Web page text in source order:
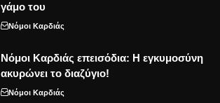
γάμο του
Νόμοι Καρδιάς
Νόμοι Καρδιάς επεισόδια: Η εγκυμοσύνη
ακυρώνει το διαζύγιο!
Νόμοι Καρδιάς